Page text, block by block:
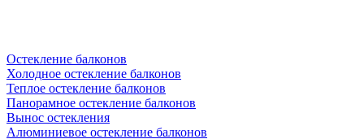
Остекление балконов
Холодное остекление балконов
Теплое остекление балконов
Панорамное остекление балконов
Вынос остекления
Алюминиевое остекление балконов